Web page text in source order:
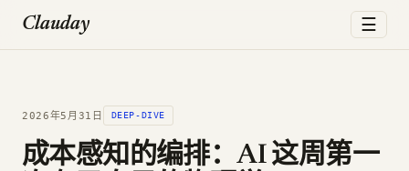
Clauday ☰
2026年5月31日 DEEP-DIVE
成本感知的编排：AI 这周第一